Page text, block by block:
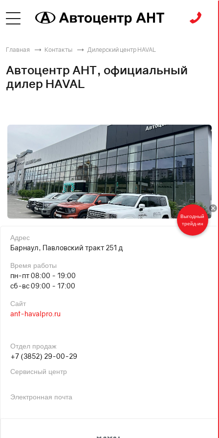
Главная Контакты Дилерский центр HAVAL
Автоцентр АНТ, официальный
дилер HAVAL
Адрес
Барнаул, Павловский тракт 251 д
Время работы
пн-пт 08:00 - 19:00
сб-вс 09:00 - 17:00
Сайт
ant-havalpro.ru
Отдел продаж
+7 (3852) 29-00-29
Сервисный центр
Электронная почта
Выгодный
трейд-ин